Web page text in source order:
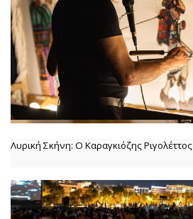
Λυρική Σκήνη: Ο Καραγκιόζης Ριγολέττος